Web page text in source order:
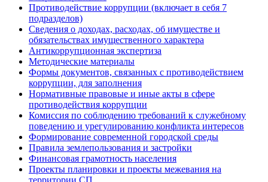
Противодействие коррупции (включает в себя 7
подразделов)
Сведения о доходах, расходах, об имуществе и
обязательствах имущественного характера
Антикоррупционная экспертиза
Методические материалы
Формы документов, связанных с противодействием
коррупции, для заполнения
Нормативные правовые и иные акты в сфере
противодействия коррупции
Комиссия по соблюдению требований к служебному
поведению и урегулированию конфликта интересов
Формирование современной городской среды
Правила землепользования и застройки
Финансовая грамотность населения
Проекты планировки и проекты межевания на
территории СП